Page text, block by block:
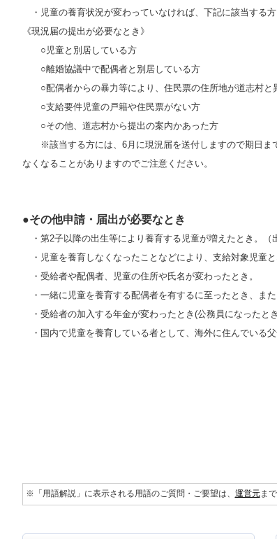
・児童の養育状況が変わっていなければ、下記に該当する方
《現況届の提出が必要なとき》
○児童と別居している方
○離婚協議中で配偶者と別居している方
○配偶者からの暴力等により、住民票の住所地が道志村と
○支給要件児童の戸籍や住民票がない方
○その他、道志村から提出の案内かあった方
※該当する方には、6月に現況届を送付しますので期日ま
なくなることがありますのでご注意ください。
●その他申請・届出が必要なとき
・第2子以降の出生等により養育する児童が増えたとき。（
・児童を養育しなくなったことなどにより、支給対象児童と
・受給者や配偶者、児童の住所や氏名が変わったとき。
・一緒に児童を養育する配偶者を有するに至ったとき、ま
・受給者の加入する年金が変わったとき(公務員になったとき
・国内で児童を養育している者として、海外に住んでいる
※「用語解説」に表示される用語のご質問・ご要望は、 運営元ま